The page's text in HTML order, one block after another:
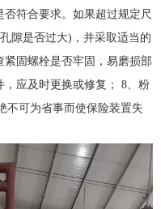
符合要求。如果超过规定尺
隙是否过大)，并采取适当的
固螺栓是否牢固，易磨损部
应及时更换或修复； 8、粉
不可为省事而使保险装置失